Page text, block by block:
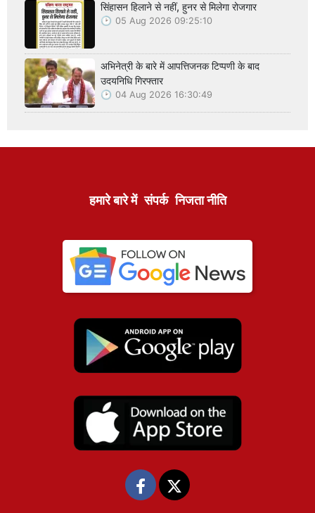
सिंहासन हिलाने से नहीं, हुनर से मिलेगा रोजगार
05 Aug 2026 09:25:10
अभिनेत्री के बारे में आपत्तिजनक टिप्पणी के बाद
उदयनिधि गिरफ्तार
04 Aug 2026 16:30:49
हमारे बारे में संपर्क निजता नीति